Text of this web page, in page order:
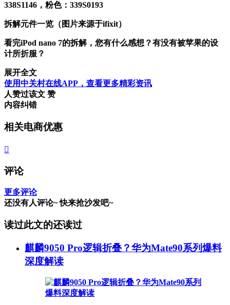
338S1146，粉色：339S0193
拆解元件一览 （图片来源于ifixit）
看完iPod nano 7的拆解，您有什么感想？有没有被苹果的设
计所折服？
展开全文
使用中关村在线APP，查看更多精彩资讯
人赞过该文 赞
内容纠错
相关电商优惠

评论
更多评论
还没有人评论~ 快来抢沙发吧~
读过此文的还读过
麒麟9050 Pro逻辑折叠？华为Mate90系列爆料
深度解读